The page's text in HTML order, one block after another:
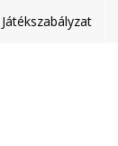
Játékszabályzat